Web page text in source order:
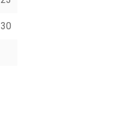
30